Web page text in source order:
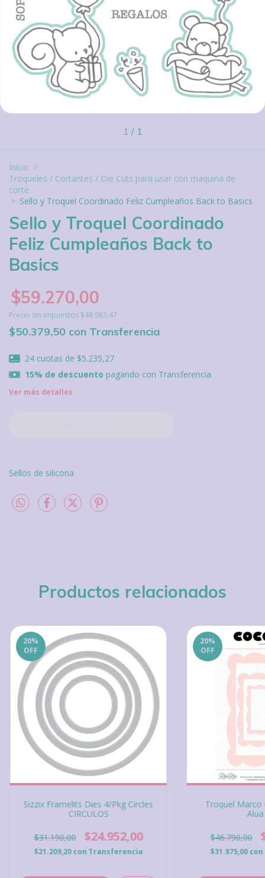
1 / 1
Inicio >
Troqueles / Cortantes / Die Cuts para usar con maquina de
corte
> Sello y Troquel Coordinado Feliz Cumpleaños Back to Basics
Sello y Troquel Coordinado
Feliz Cumpleaños Back to
Basics
$59.270,00
Precio sin impuestos $48.983,47
$50.379,50 con Transferencia
24 cuotas de $5.235,27
15% de descuento pagando con Transferencia
Ver más detalles
Sellos de silicona
Productos relacionados
20%
OFF
Sizzix Framelits Dies 4/Pkg Circles
CIRCULOS
$31.190,00 $24.952,00
$21.209,20con Transferencia
20%
OFF
Troquel Marco
$46.790,00
$31.875,00con